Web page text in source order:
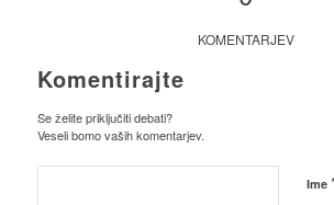
KOMENTARJEV
Komentirajte
Se želite priključiti debati?
Veseli bomo vaših komentarjev.
Ime